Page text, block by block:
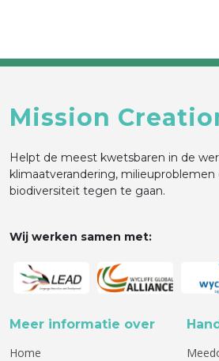
Mission
Helpt de meest kwetsbaren in de
klimaatverandering, milieuproblemen
biodiversiteit tegen te gaan.
Wij werken samen met:
Meer informatie over
Home